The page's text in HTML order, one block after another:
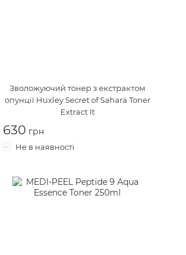
Зволожуючий тонер з екстрактом
опунції Huxley Secret of Sahara Toner
Extract It
630